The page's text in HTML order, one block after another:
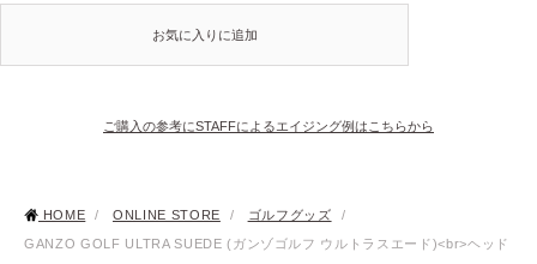
お気に入りに追加
ご購入の参考にSTAFFによるエイジング例はこちらから
HOME / ONLINE STORE / ゴルフグッズ
/
GANZO GOLF ULTRA SUEDE (ガンゾゴルフ ウルトラスエード)<br>ヘッド